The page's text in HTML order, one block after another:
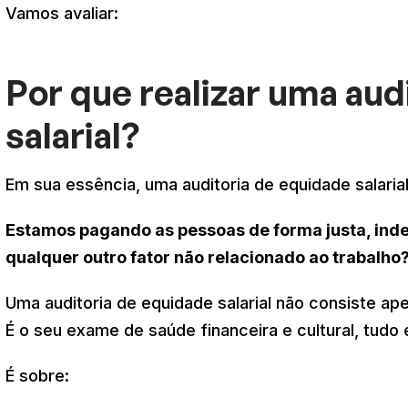
Vamos avaliar:
Por que realizar uma
salarial?
Em sua essência, uma auditoria de equidade
Estamos pagando as pessoas de forma justa,
qualquer outro fator não relacionado ao
Uma auditoria de equidade salarial não consiste
É o seu exame de saúde financeira e cultural, tudo
É sobre: